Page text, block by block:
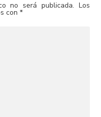
no será publicada. Los
con*